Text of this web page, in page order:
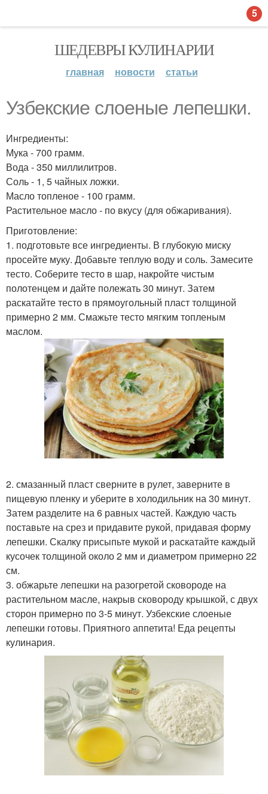
ШЕДЕВРЫ КУЛИНАРИИ
главная новости статьи
Узбекские слоеные лепешки.
Ингредиенты:
Мука - 700 грамм.
Вода - 350 миллилитров.
Соль - 1, 5 чайных ложки.
Масло топленое - 100 грамм.
Растительное масло - по вкусу (для обжаривания).
Приготовление:
1. подготовьте все ингредиенты. В глубокую миску
просейте муку. Добавьте теплую воду и соль. Замесите
тесто. Соберите тесто в шар, накройте чистым
полотенцем и дайте полежать 30 минут. Затем
раскатайте тесто в прямоугольный пласт толщиной
примерно 2 мм. Смажьте тесто мягким топленым
маслом.
2. смазанный пласт сверните в рулет, заверните в
пищевую пленку и уберите в холодильник на 30 минут.
Затем разделите на 6 равных частей. Каждую часть
поставьте на срез и придавите рукой, придавая форму
лепешки. Скалку присыпьте мукой и раскатайте каждый
кусочек толщиной около 2 мм и диаметром примерно 22
см.
3. обжарьте лепешки на разогретой сковороде на
растительном масле, накрыв сковороду крышкой, с двух
сторон примерно по 3-5 минут. Узбекские слоеные
лепешки готовы. Приятного аппетита! Еда рецепты
кулинария.
5